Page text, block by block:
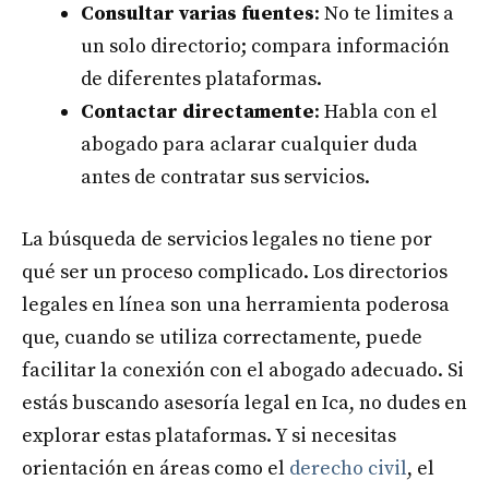
Consultar varias fuentes: No te limites a
un solo directorio; compara información
de diferentes plataformas.
Contactar directamente: Habla con el
abogado para aclarar cualquier duda
antes de contratar sus servicios.
La búsqueda de servicios legales no tiene por
qué ser un proceso complicado. Los directorios
legales en línea son una herramienta poderosa
que, cuando se utiliza correctamente, puede
facilitar la conexión con el abogado adecuado. Si
estás buscando asesoría legal en Ica, no dudes en
explorar estas plataformas. Y si necesitas
orientación en áreas como el derecho civil, el